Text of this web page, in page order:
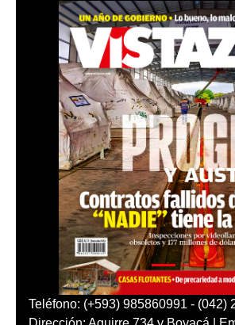
Teléfono: (+593) 985860991 - (042)